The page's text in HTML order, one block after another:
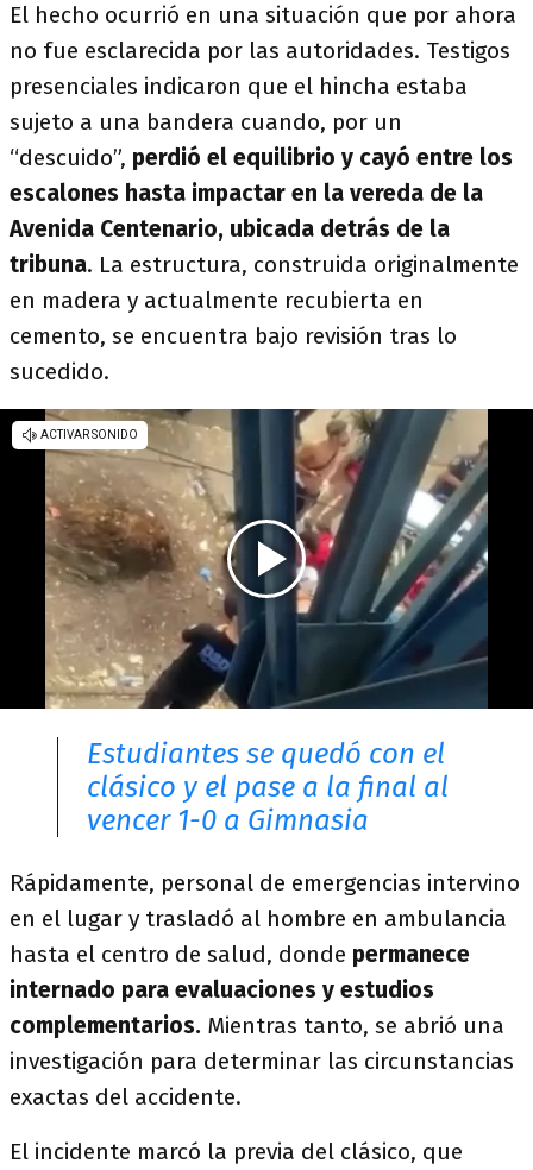
El hecho ocurrió en una situación que por ahora
no fue esclarecida por las autoridades. Testigos
presenciales indicaron que el hincha estaba
sujeto a una bandera cuando, por un
“descuido”, perdió el equilibrio y cayó entre los
escalones hasta impactar en la vereda de la
Avenida Centenario, ubicada detrás de la
tribuna. La estructura, construida originalmente
en madera y actualmente recubierta en
cemento, se encuentra bajo revisión tras lo
sucedido.
Estudiantes se quedó con el
clásico y el pase a la final al
vencer 1-0 a Gimnasia
Rápidamente, personal de emergencias intervino
en el lugar y trasladó al hombre en ambulancia
hasta el centro de salud, donde permanece
internado para evaluaciones y estudios
complementarios. Mientras tanto, se abrió una
investigación para determinar las circunstancias
exactas del accidente.
El incidente marcó la previa del clásico, que